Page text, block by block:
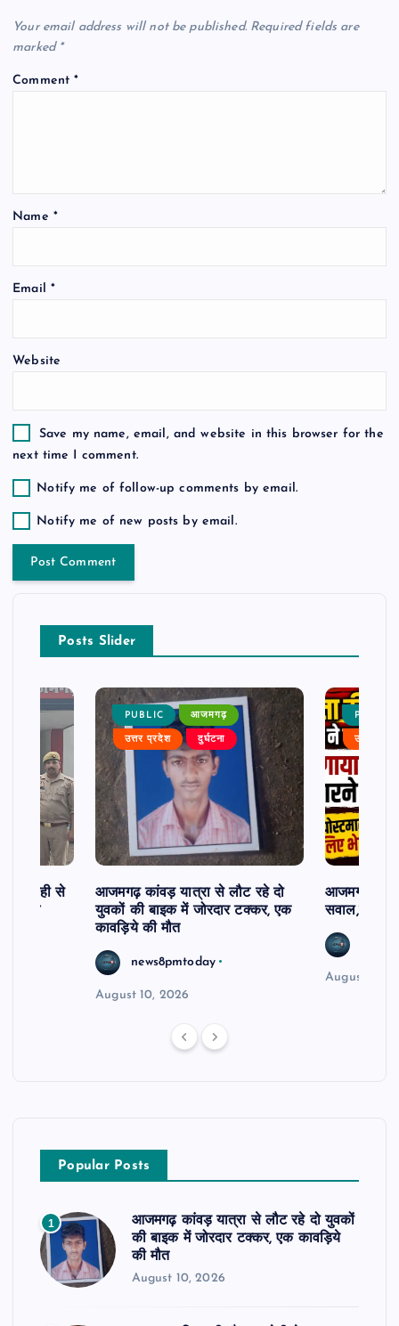
v
i
i
o
Your email address will not be published. Required fields are
marked *
Comment*
Name *
Email *
Website
Save my name, email, and website in this browser for the
next time I comment.
Notify me of follow-up comments by email.
Notify me of new posts by email.
Posts Slider
से
होम
PUBLIC आजमगढ़
उत्तर प्रदेश दुर्घटना
आजमगढ़ कांवड़ यात्रा से लौट रहे दो
युवकों की बाइक में जोरदार टक्कर, एक
कावड़िये की मौत
news8pmtoday
August 10, 2026
PUBLIC
उत्तर
आजमगढ़ पिता
सवाल,जहर
August 10,
Popular Posts
1
आजमगढ़ कांवड़ यात्रा से लौट रहे दो युवकों
की बाइक में जोरदार टक्कर, एक कावड़िये
की मौत
August 10, 2026